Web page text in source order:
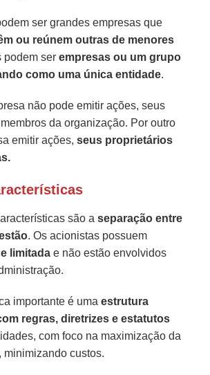
ser grandes empresas que
ou reúnem outras de menores
podem serempresas ou um grupo
como uma única entidade.
não pode emitir ações, seus
da organização. Por outro
emitir ações,seus proprietários
são aseparação entre
. Os acionistas possuem
limitadae não estão envolvidos
importante é umaestrutura
regras, diretrizes e estatutos
com foco na maximização da
custos.